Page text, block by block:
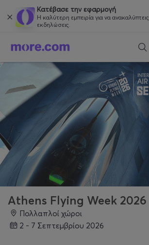
Κατέβασε την εφαρμογή
Η καλύτερη εμπειρία για να ανακαλύπτεις
εκδηλώσεις.
Athens Flying Week 2026
Πολλαπλοί χώροι
2 - 7 Σεπτεμβρίου 2026